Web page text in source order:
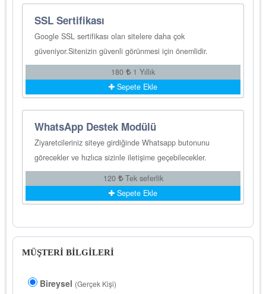
SSL Sertifikası
Google SSL sertifikası olan sitelere daha çok
güveniyor.Sitenizin güvenli görünmesi için önemlidir.
180
1 Yıllık
Sepete Ekle
WhatsApp Destek Modülü
Ziyaretcileriniz siteye girdiğinde Whatsapp butonunu
görecekler ve hızlıca sizinle iletişime geçebilecekler.
120
Tek seferlik
Sepete Ekle
MÜŞTERİ BİLGİLERİ
Bireysel (Gerçek Kişi)